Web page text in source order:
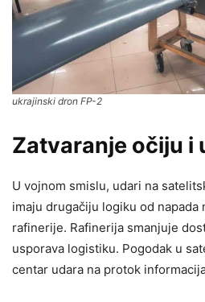
ukrajinski dron FP-2
Zatvaranje očiju i
U vojnom smislu, udari na
imaju drugačiju logiku od napada
rafinerije. Rafinerija smanjuje
usporava logistiku. Pogodak u
centar udara na protok